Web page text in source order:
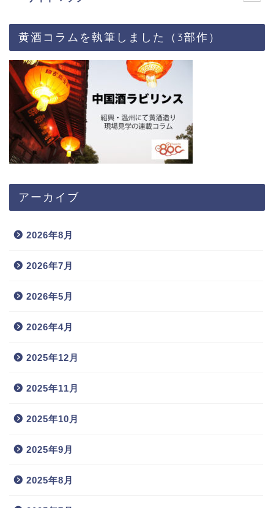
黄酒コラムを執筆しました（3部作）
アーカイブ
2026年8月
2026年7月
2026年5月
2026年4月
2025年12月
2025年11月
2025年10月
2025年9月
2025年8月